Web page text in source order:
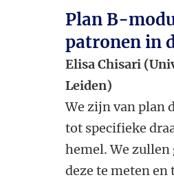
Plan B-
patronen in
Elisa Chisari
Leiden)
We zijn van plan
tot specifieke
hemel. We zullen
deze te meten